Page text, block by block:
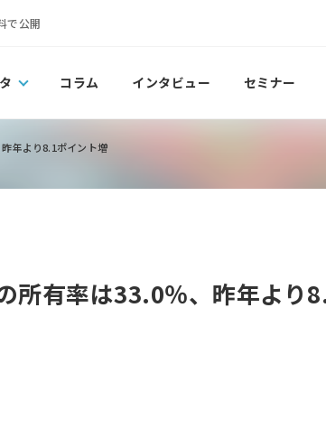
で公開
コラム インタビュー セミナー
年より8.1ポイント増
所有率は33.0％、昨年より